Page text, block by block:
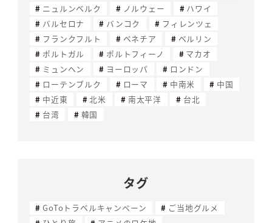
ニュルンベルク
ノルウェー
ハワイ
バルセロナ
バンコク
フィレンツェ
フランクフルト
ベネチア
ベルリン
ポルトガル
ポルトフィーノ
マカオ
ミュンヘン
ヨーロッパ
ロンドン
ローテンブルク
ローマ 中南米
中国
中近東
北米 南太平洋
台北
台湾
韓国
タグ
GoToトラベルキャンペーン
ご当地グルメ